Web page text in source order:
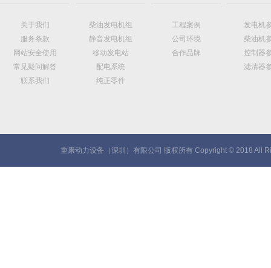
关于我们
服务条款
网站安全使用
常见疑问解答
联系我们
柴油发电机组
静音发电机组
移动发电站
配电系统
纯正零件
工程案例
公司环境
合作品牌
发电机
柴油机
控制器
滤清器
重康动力设备（深圳）有限公司 版权所有 Copyright © 2018 All